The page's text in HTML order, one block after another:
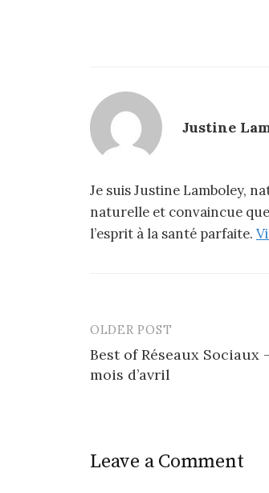
Justine
Je suis Justine Lamboley,
naturelle et convaincue
l’esprit à la santé parfaite.
OLDER POST
Best of Réseaux Sociaux
mois d’avril
Leave a Comment